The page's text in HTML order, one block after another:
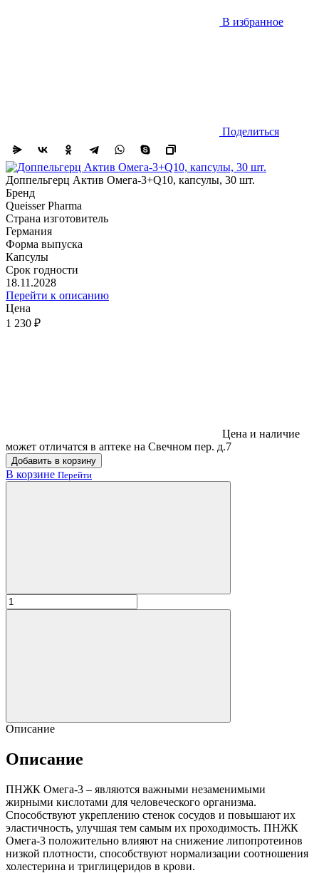
В избранное
Поделиться
Доппельгерц Актив Омега-3+Q10, капсулы, 30 шт.
Бренд
Queisser Pharma
Страна изготовитель
Германия
Форма выпуска
Капсулы
Срок годности
18.11.2028
Перейти к описанию
Цена
1 230 ₽
Цена и наличие
может отличатся в аптеке на Свечном пер. д.7
Добавить в корзину
В корзине Перейти
Описание
Описание
ПНЖК Омега-3 – являются важными незаменимыми
жирными кислотами для человеческого организма.
Способствуют укреплению стенок сосудов и повышают их
эластичность, улучшая тем самым их проходимость. ПНЖК
Омега-3 положительно влияют на снижение липопротеинов
низкой плотности, способствуют нормализации соотношения
холестерина и триглицеридов в крови.